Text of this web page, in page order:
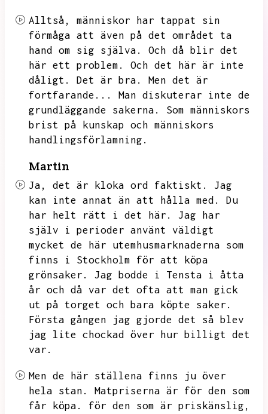
Alltså,
människor har tappat sin
förmåga att även på det området ta
hand om sig själva.
Och då blir det
här ett problem.
Och det här är inte
dåligt.
Det är bra.
Men det är
fortfarande...
Man diskuterar inte de
grundläggande sakerna.
Som människors
brist på kunskap och människors
handlingsförlamning.
Martin
Ja, det är kloka ord faktiskt.
Jag
kan inte annat än att hålla med.
Du
har helt rätt i det här.
Jag har
själv i perioder använt väldigt
mycket de här utemhusmarknaderna som
finns i Stockholm för att köpa
grönsaker.
Jag bodde i Tensta i åtta
år och då var det ofta att man gick
ut på torget och bara köpte saker.
Första gången jag gjorde det så blev
jag lite chockad över hur billigt det
var.
Men de här ställena finns ju över
hela stan.
Matpriserna är för den som
får köpa.
för den som är priskänslig,